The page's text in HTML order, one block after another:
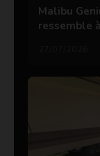
Malibu
ressemble